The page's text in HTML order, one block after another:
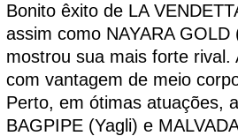
Bonito êxito de LA
assim como NAYARA
mostrou sua mais forte
com vantagem de meio
Perto, em ótimas atuações,
BAGPIPE (Yagli) e